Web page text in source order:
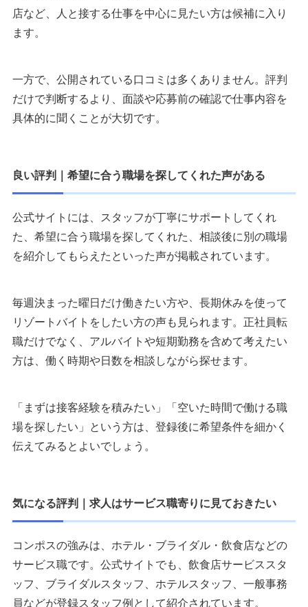
店など、人と接する仕事を中心に見たい方は候補に入り
ます。
一方で、公開されている口コミは多くありません。評判
だけで判断するより、面談や応募前の確認で仕事内容を
具体的に聞くことが大切です。
良い評判｜希望に合う職場を探してくれた声がある
公式サイトには、スタッフが丁寧にサポートしてくれ
た、希望に合う職場を探してくれた、相談後に別の職場
を紹介してもらえたといった声が掲載されています。
毎週決まった曜日だけ働きたい方や、長期休みを使って
リゾートバイトをしたい方の声も見られます。正社員転
職だけでなく、アルバイトや短期勤務を含めて考えたい
方は、働く時期や日数を相談しながら探せます。
「まずは接客経験を積みたい」「空いた時間で働ける職
場を探したい」という方は、登録後に希望条件を細かく
伝えてみるとよいでしょう。
気になる評判｜求人はサービス職寄りに見ておきたい
コンポスの強みは、ホテル・ブライダル・飲食店などの
サービス職です。公式サイトでも、飲食店サービススタ
ッフ、ブライダルスタッフ、ホテルスタッフ、一般事務
員などが登録スタッフ例として紹介されています。